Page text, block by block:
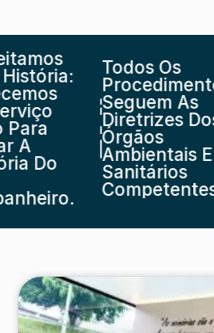
Do
Todos Os
Procedimentos
Seguem As
Diretrizes Dos
Órgãos
Ambientais E
Sanitários
Competentes.